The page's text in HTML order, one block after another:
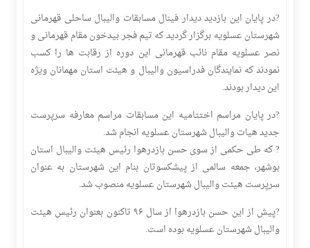
?️در پایان این بازدید دیدار فینال مسابقات والیبال ساحلی قهرمانی
شهرستان عسلویه برگزار گردید که تیم فجر بیدخون مقام قهرمانی و
نصر عسلویه مقام نائب قهرمانی این دوره از رقابت ها را کسب
نمودند که نمایندگان فدراسیون والیبال و هیئت استان مهمانان ویژه
این دیدار بودند.
?️در پایان مراسم اختتامیه این مسابقات مراسم معارفه سرپرست
جدید هیات والیبال شهرستان عسلویه انجام شد.
?️ که طی حکمی از سوی حسن بازدرهوا رئیس هیئت والیبال استان
بوشهر، جمعه سالمی از پیشکسوتان بنام این شهرستان به عنوان
سرپرست هیئت والیبال شهرستان عسلویه منصوب شد.
?️پیش از این حسن بازدرهوا از سال ۹۶ تاکنون بعنوان رئیس هیئت
والیبال شهرستان عسلویه بوده است.